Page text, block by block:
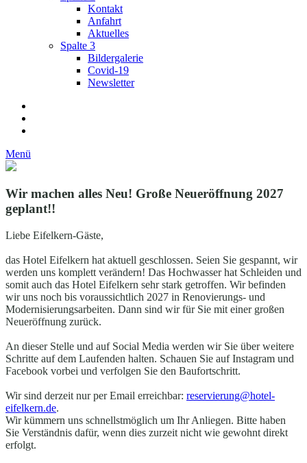
Kontakt
Anfahrt
Aktuelles
Spalte 3
Bildergalerie
Covid-19
Newsletter
Menü
Wir machen alles Neu! Große Neueröffnung 2027
geplant!!
Liebe Eifelkern-Gäste,
das Hotel Eifelkern hat aktuell geschlossen. Seien Sie gespannt, wir
werden uns komplett verändern! Das Hochwasser hat Schleiden und
somit auch das Hotel Eifelkern sehr stark getroffen. Wir befinden
wir uns noch bis voraussichtlich 2027 in Renovierungs- und
Modernisierungsarbeiten. Dann sind wir für Sie mit einer großen
Neueröffnung zurück.
An dieser Stelle und auf Social Media werden wir Sie über weitere
Schritte auf dem Laufenden halten. Schauen Sie auf Instagram und
Facebook vorbei und verfolgen Sie den Baufortschritt.
Wir sind derzeit nur per Email erreichbar: reservierung@hotel-
eifelkern.de.
Wir kümmern uns schnellstmöglich um Ihr Anliegen. Bitte haben
Sie Verständnis dafür, wenn dies zurzeit nicht wie gewohnt direkt
erfolgt.